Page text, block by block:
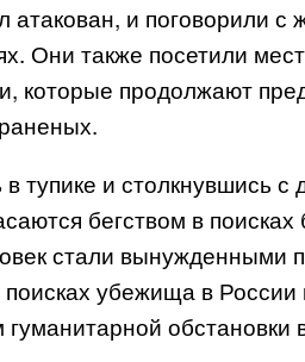
атакован, и поговорили с
Они также посетили
которые продолжают
тупике и столкнувшись
бегством в
стали вынужденными
поисках убежища в России
обстановки